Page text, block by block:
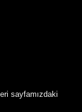
sayfamızdaki